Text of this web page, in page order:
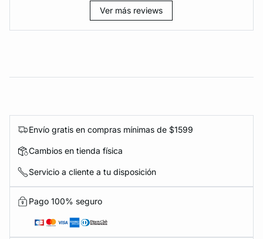
Ver más reviews
Envío gratis en compras mínimas de $1599
Cambios en tienda física
Servicio a cliente a tu disposición
Pago 100% seguro